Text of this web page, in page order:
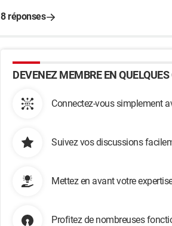
8 réponses
DEVENEZ MEMBRE EN
Connectez-vous simplement
Suivez vos discussions
Mettez en avant votre
Profitez de nombreuses